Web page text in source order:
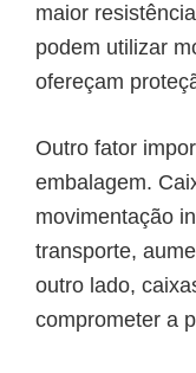
maior
podem utilizar
ofereçam
Outro fator
embalagem.
movimentação
transporte,
outro lado,
comprometer a